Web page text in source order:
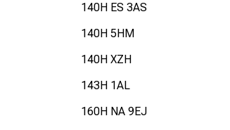
140H ES 3AS
140H 5HM
140H XZH
143H 1AL
160H NA 9EJ